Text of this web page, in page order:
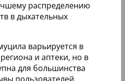
распределению
в дыхательных
варьируется в
и аптеки, но в
для большинства
пользователей